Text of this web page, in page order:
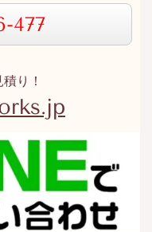
477
り！